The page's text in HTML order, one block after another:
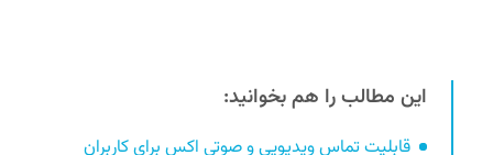
این مطالب را هم بخوانید:
قابلیت تماس ویدیویی و صوتی اکس برای کاربران